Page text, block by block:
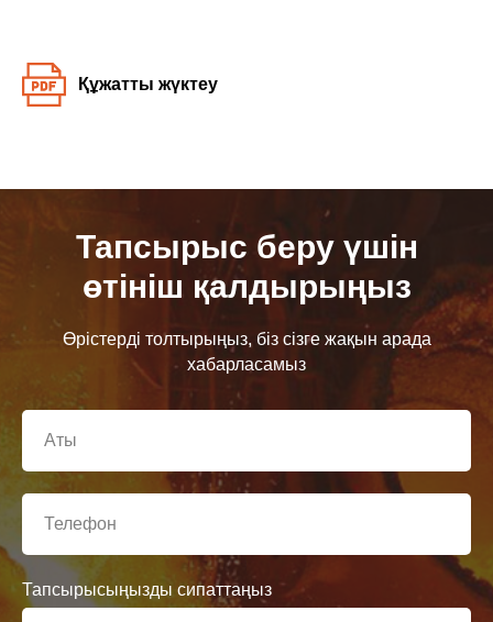
Құжатты жүктеу
Тапсырыс беру үшін
өтініш қалдырыңыз
Өрістерді толтырыңыз, біз сізге жақын арада
хабарласамыз
Тапсырысыңызды сипаттаңыз